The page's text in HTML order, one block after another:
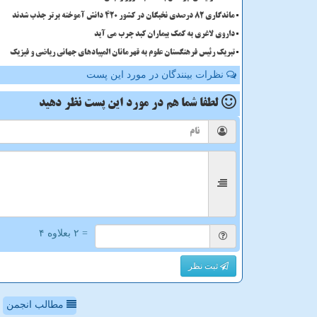
ماندگاری 82 درصدی نخبگان در کشور 420 دانش آموخته برتر جذب شدند
داروی لاغری به کمک بیماران کبد چرب می آید
تبریک رئیس فرهنگستان علوم به قهرمانان المپیادهای جهانی ریاضی و فیزیک
نظرات بینندگان در مورد این پست
لطفا شما هم در مورد این پست نظر دهید
= ۲ بعلاوه ۴
ثبت نظر
مطالب انجمن